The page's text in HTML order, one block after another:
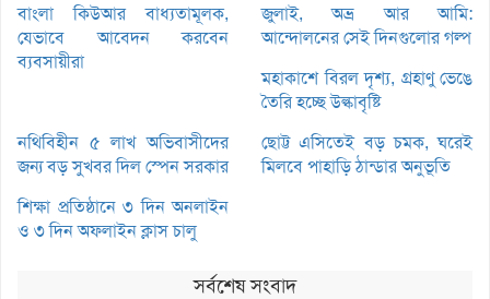
বাংলা কিউআর বাধ্যতামূলক,
যেভাবে আবেদন করবেন
ব্যবসায়ীরা
জুলাই, অভ্র আর আমি:
আন্দোলনের সেই দিনগুলোর গল্প
মহাকাশে বিরল দৃশ্য, গ্রহাণু ভেঙে
তৈরি হচ্ছে উল্কাবৃষ্টি
নথিবিহীন ৫ লাখ অভিবাসীদের
জন্য বড় সুখবর দিল স্পেন সরকার
ছোট্ট এসিতেই বড় চমক, ঘরেই
মিলবে পাহাড়ি ঠান্ডার অনুভূতি
শিক্ষা প্রতিষ্ঠানে ৩ দিন অনলাইন
ও ৩ দিন অফলাইন ক্লাস চালু
সর্বশেষ সংবাদ